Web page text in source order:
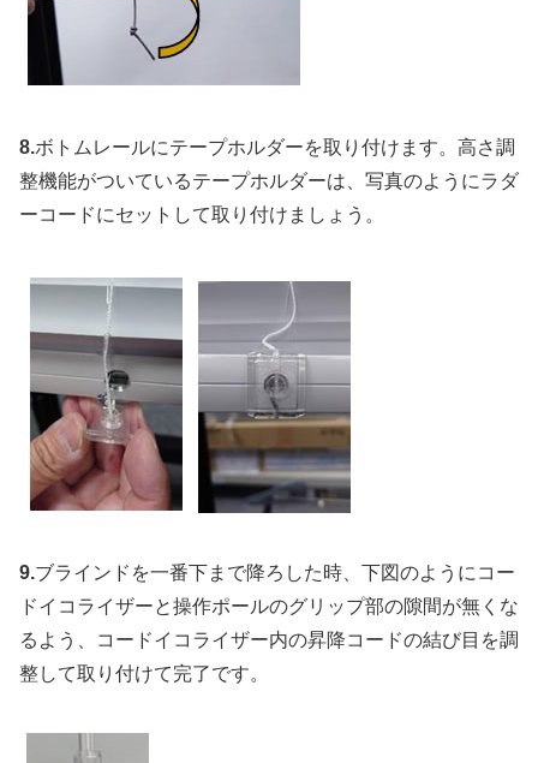
8.ボトムレールにテープホルダーを取り付けます。高さ調
整機能がついているテープホルダーは、写真のようにラダ
ーコードにセットして取り付けましょう。
9.ブラインドを一番下まで降ろした時、下図のようにコー
ドイコライザーと操作ポールのグリップ部の隙間が無くな
るよう、コードイコライザー内の昇降コードの結び目を調
整して取り付けて完了です。